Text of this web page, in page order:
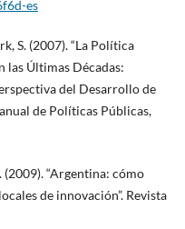
es
S. (2007). “La Política
las Últimas Décadas:
del Desarrollo de
de Políticas Públicas,
(2009). “Argentina: cómo
de innovación”. Revista